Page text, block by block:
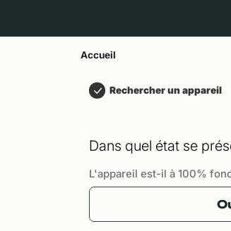
Accueil
Rechercher un appareil
Dans quel état se
L'appareil est-il à 100%